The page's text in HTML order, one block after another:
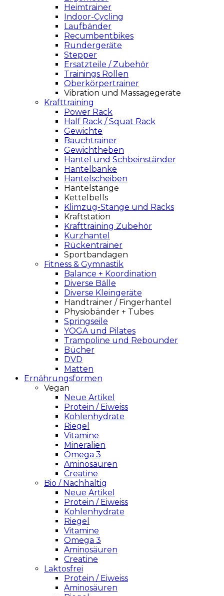
Heimtrainer
Indoor-Cycling
Laufbänder
Recumbentbikes
Rundergeräte
Stepper
Ersatzteile / Zubehör
Trainings Rollen
Oberkörpertrainer
Vibration und Massagegeräte
Krafttraining
Power Rack
Half Rack / Squat Rack
Gewichte
Bauchtrainer
Gewichtheben
Hantel und Schbeinständer
Hantelbänke
Hantelscheiben
Hantelstange
Kettelbells
Klimzug-Stange und Racks
Kraftstation
Krafttraining Zubehör
Kurzhantel
Rückentrainer
Sportbandagen
Fitness & Gymnastik
Balance + Koordination
Diverse Bälle
Diverse Kleingeräte
Handtrainer / Fingerhantel
Physiobänder + Tubes
Springseile
YOGA und Pilates
Trampoline und Rebounder
Bücher
DVD
Matten
Ernährungsformen
Vegan
Neue Artikel
Protein / Eiweiss
Kohlenhydrate
Riegel
Vitamine
Mineralien
Omega 3
Aminosäuren
Creatine
Bio / Nachhaltig
Neue Artikel
Protein / Eiweiss
Kohlenhydrate
Riegel
Vitamine
Omega 3
Aminosäuren
Creatine
Laktosfrei
Protein / Eiweiss
Aminosäuren